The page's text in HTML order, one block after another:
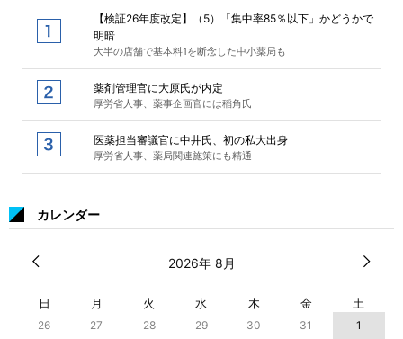
【検証26年度改定】（5）「集中率85％以下」かどうかで
明暗
大半の店舗で基本料1を断念した中小薬局も
薬剤管理官に大原氏が内定
厚労省人事、薬事企画官には稲角氏
医薬担当審議官に中井氏、初の私大出身
厚労省人事、薬局関連施策にも精通
カレンダー
2026年 8月
日 月 火 水 木 金 土
26 27 28 29 30 31
1